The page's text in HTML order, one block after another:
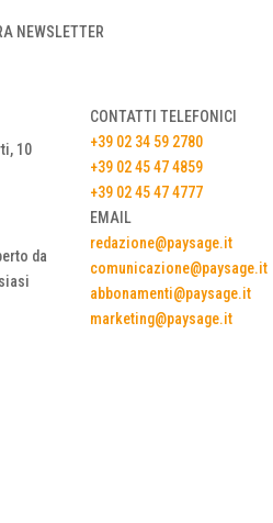
NEWSLETTER
10
da
CONTATTI TELEFONICI
+39 02 34 59 2780
+39 02 45 47 4859
+39 02 45 47 4777
EMAIL
redazione@paysage.it
comunicazione@paysage.it
abbonamenti@paysage.it
marketing@paysage.it